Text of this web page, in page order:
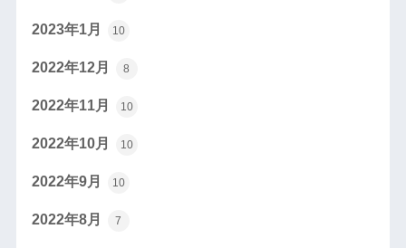
2023年1月 10
2022年12月 8
2022年11月 10
2022年10月 10
2022年9月 10
2022年8月 7